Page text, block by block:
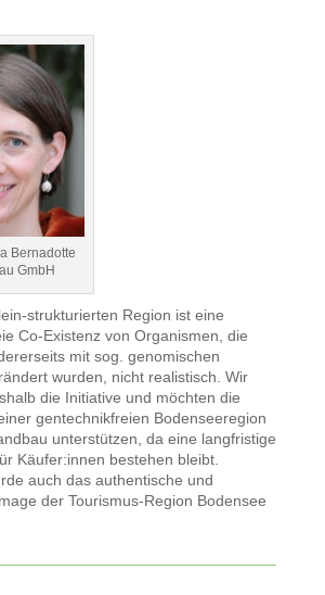
Bernadotte
GmbH
strukturierten Region ist eine
Co-Existenz von Organismen, die
mit sog. genomischen
wurden, nicht realistisch. Wir
die Initiative und möchten die
gentechnikfreien Bodenseeregion
unterstützen, da eine langfristige
Käufer:innen bestehen bleibt.
auch das authentische und
der Tourismus-Region Bodensee